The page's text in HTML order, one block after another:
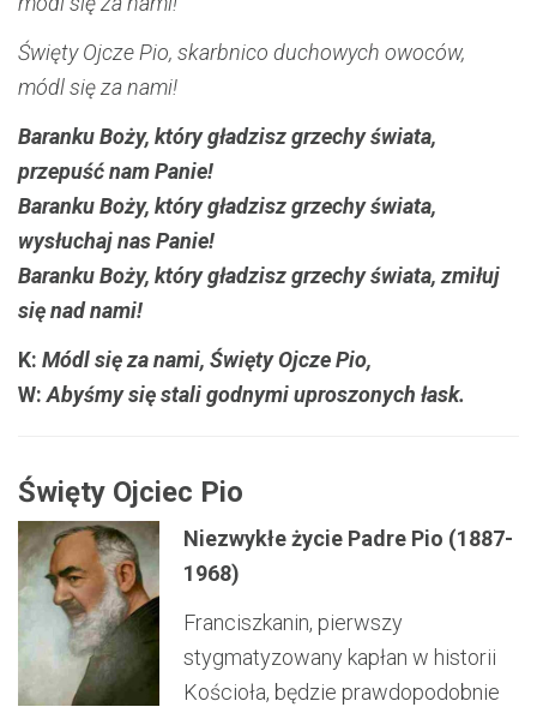
Święty Ojcze Pio, skarbnico duchowych owoców,
módl się za nami!
Baranku Boży, który gładzisz grzechy świata,
przepuść nam Panie!
Baranku Boży, który gładzisz grzechy świata,
wysłuchaj nas Panie!
Baranku Boży, który gładzisz grzechy świata, zmiłuj
się nad nami!
K: Módl się za nami, Święty Ojcze Pio,
W:Abyśmy się stali godnymi uproszonych łask.
Święty Ojciec Pio
Niezwykłe życie Padre Pio (1887-
1968)
Franciszkanin, pierwszy
stygmatyzowany kapłan w historii
Kościoła, będzie prawdopodobnie